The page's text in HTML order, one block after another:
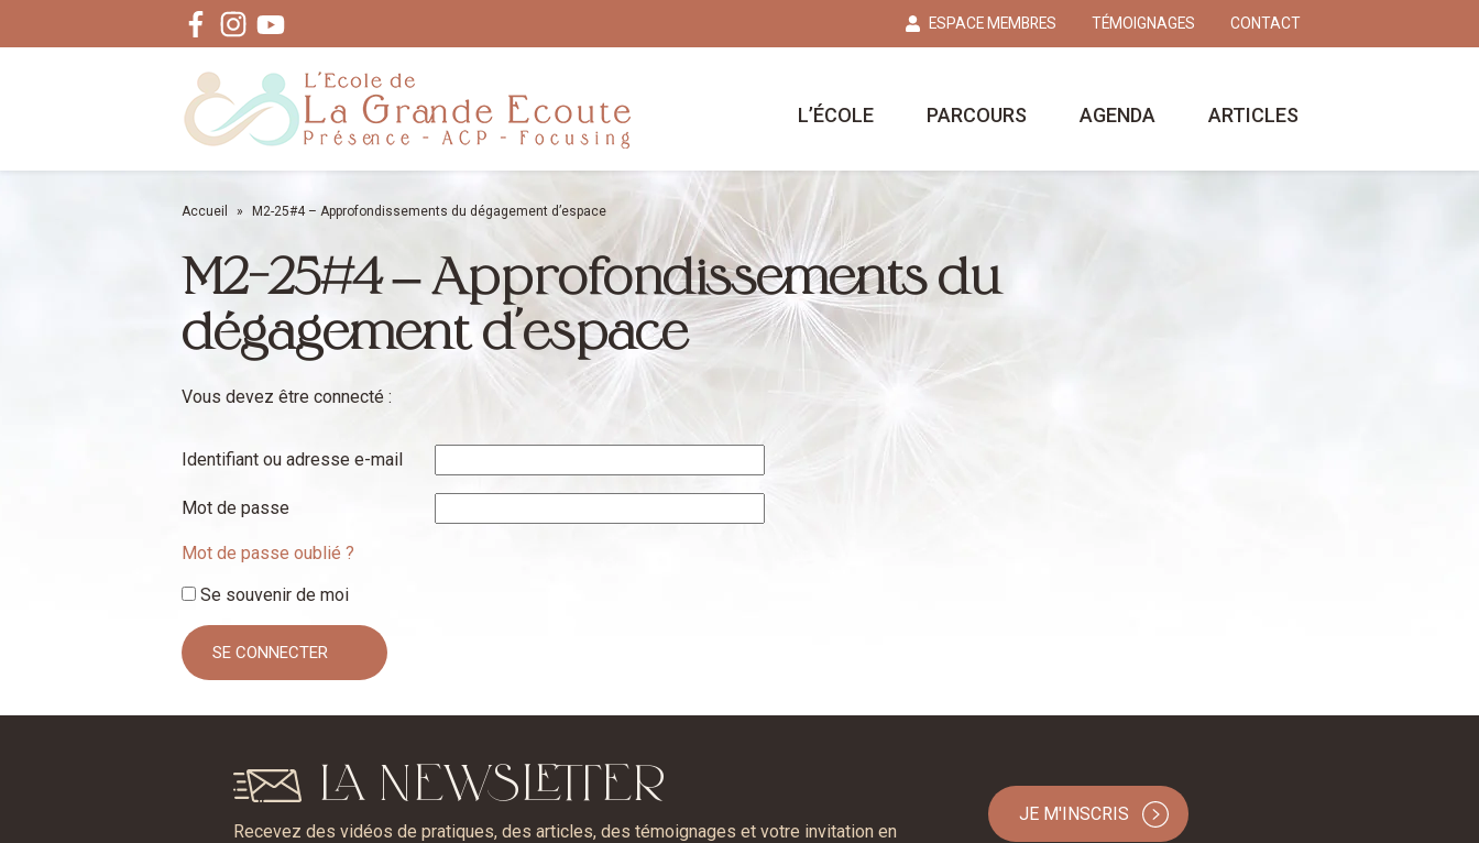
FacebookInstagram
Youtube ESPACE MEMBRES TÉMOIGNAGES CONTACT
L’ÉCOLE PARCOURS AGENDA ARTICLES
Accueil » M2-25#4 – Approfondissements du dégagement d’espace
M2-25#4 – Approfondissements du
dégagement d’espace
Vous devez être connecté :
Identifiant ou adresse e-mail
Mot de passe
Mot de passe oublié ?
Se souvenir de moi
LA NEWSLETTER
Recevez des vidéos de pratiques, des articles, des témoignages et votre invitation en
JE M'INSCRIS